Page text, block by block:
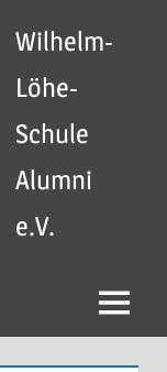
Wilhelm-
Löhe-
Schule
Alumni
e.V.
Menü